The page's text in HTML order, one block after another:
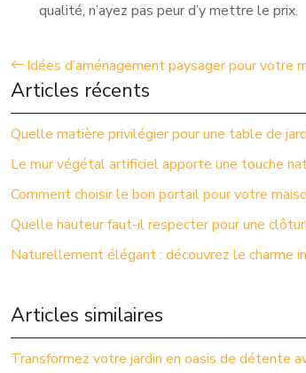
qualité, n’ayez pas peur d’y mettre le prix.
Idées d’aménagement paysager pour votre
Articles récents
Quelle matière privilégier pour une table de
Le mur végétal artificiel apporte une touche
Comment choisir le bon portail pour votre
Quelle hauteur faut-il respecter pour une
Naturellement élégant : découvrez le charme
Articles similaires
Transformez votre jardin en oasis de détente